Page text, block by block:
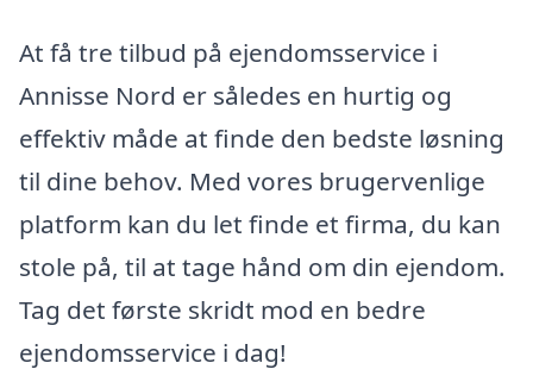
At få tre tilbud på ejendomsservice i
Annisse Nord er således en hurtig og
effektiv måde at finde den bedste løsning
til dine behov. Med vores brugervenlige
platform kan du let finde et firma, du kan
stole på, til at tage hånd om din ejendom.
Tag det første skridt mod en bedre
ejendomsservice i dag!